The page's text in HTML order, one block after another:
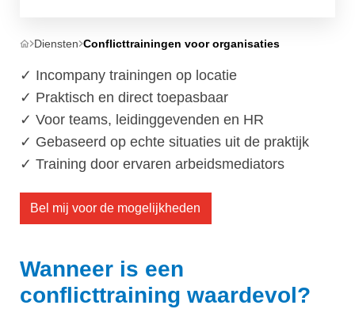
Diensten Conflicttrainingen voor organisaties
✓ Incompany trainingen op locatie
✓ Praktisch en direct toepasbaar
✓ Voor teams, leidinggevenden en HR
✓ Gebaseerd op echte situaties uit de praktijk
​✓ Training door ervaren arbeidsmediators
Bel mij voor de mogelijkheden
Wanneer is een
conflicttraining waardevol?